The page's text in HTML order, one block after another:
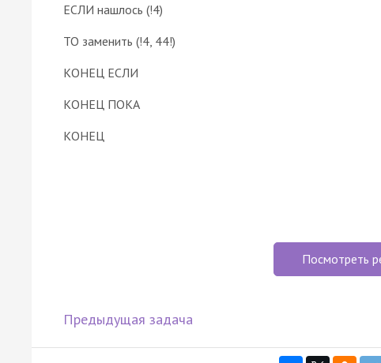
ЕСЛИ нашлось (!4)
ТО заменить (!4, 44!)
КОНЕЦ ЕСЛИ
КОНЕЦ ПОКА
КОНЕЦ
Посмотреть
Предыдущая задача